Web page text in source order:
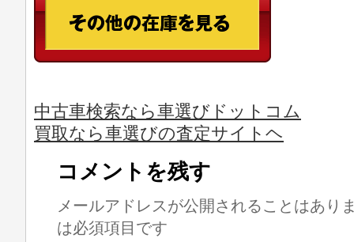
中古車検索なら車選びドットコム
買取なら車選びの査定サイトヘ
コメントを残す
メールアドレスが公開されることはあり
は必須項目です